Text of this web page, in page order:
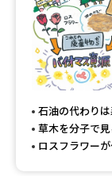
高等学校（情報）教
大学で学べる
石油の代わり
草木を分子で
ロスフラワー